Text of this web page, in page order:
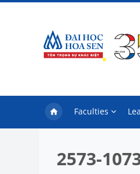
Faculties
2573-